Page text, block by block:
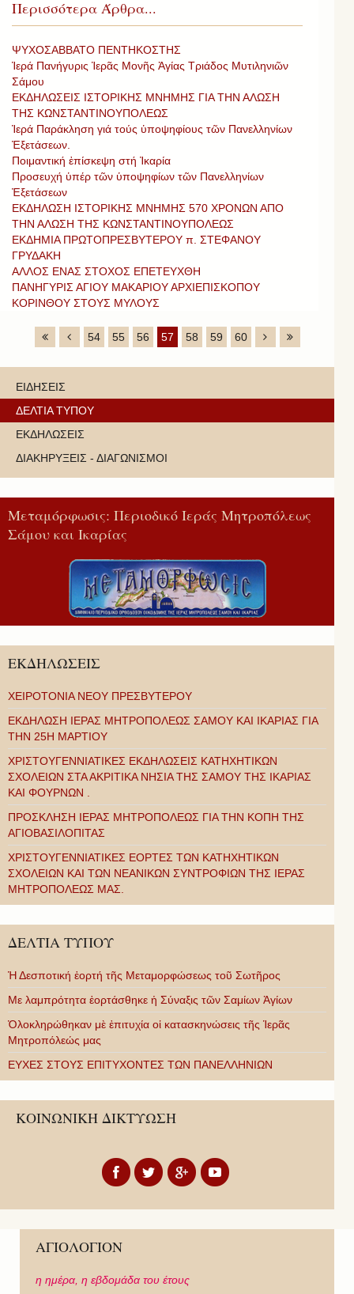
Περισσότερα Άρθρα...
ΨΥΧΟΣΑΒΒΑΤΟ ΠΕΝΤΗΚΟΣΤΗΣ
Ἱερά Πανήγυρις Ἱερᾶς Μονῆς Ἁγίας Τριάδος Μυτιληνιῶν
Σάμου
ΕΚΔΗΛΩΣΕΙΣ ΙΣΤΟΡΙΚΗΣ ΜΝΗΜΗΣ ΓΙΑ ΤΗΝ ΑΛΩΣΗ
ΤΗΣ ΚΩΝΣΤΑΝΤΙΝΟΥΠΟΛΕΩΣ
Ἱερά Παράκληση γιά τούς ὑποψηφίους τῶν Πανελληνίων
Ἐξετάσεων.
Ποιμαντική ἐπίσκεψη στή Ἰκαρία
Προσευχή ὑπέρ τῶν ὑποψηφίων τῶν Πανελληνίων
Ἐξετάσεων
ΕΚΔΗΛΩΣΗ ΙΣΤΟΡΙΚΗΣ ΜΝΗΜΗΣ 570 ΧΡΟΝΩΝ ΑΠΟ
ΤΗΝ ΑΛΩΣΗ ΤΗΣ ΚΩΝΣΤΑΝΤΙΝΟΥΠΟΛΕΩΣ
ΕΚΔΗΜΙΑ ΠΡΩΤΟΠΡΕΣΒΥΤΕΡΟΥ π. ΣΤΕΦΑΝΟΥ
ΓΡΥΔΑΚΗ
ΑΛΛΟΣ ΕΝΑΣ ΣΤΟΧΟΣ ΕΠΕΤΕΥΧΘΗ
ΠΑΝΗΓΥΡΙΣ ΑΓΙΟΥ ΜΑΚΑΡΙΟΥ ΑΡΧΙΕΠΙΣΚΟΠΟΥ
ΚΟΡΙΝΘΟΥ ΣΤΟΥΣ ΜΥΛΟΥΣ
54 55 56 57 58 59 60
ΕΙΔΗΣΕΙΣ
ΔΕΛΤΙΑ ΤΥΠΟΥ
ΕΚΔΗΛΩΣΕΙΣ
ΔΙΑΚΗΡΥΞΕΙΣ - ΔΙΑΓΩΝΙΣΜΟΙ
Μεταμόρφωσις: Περιοδικό Ιεράς Μητροπόλεως
Σάμου και Ικαρίας
ΕΚΔΗΛΩΣΕΙΣ
ΧΕΙΡΟΤΟΝΙΑ ΝΕΟΥ ΠΡΕΣΒΥΤΕΡΟΥ
ΕΚΔΗΛΩΣΗ ΙΕΡΑΣ ΜΗΤΡΟΠΟΛΕΩΣ ΣΑΜΟΥ ΚΑΙ ΙΚΑΡΙΑΣ ΓΙΑ
ΤΗΝ 25Η ΜΑΡΤΙΟΥ
ΧΡΙΣΤΟΥΓΕΝΝΙΑΤΙΚΕΣ ΕΚΔΗΛΩΣΕΙΣ ΚΑΤΗΧΗΤΙΚΩΝ
ΣΧΟΛΕΙΩΝ ΣΤΑ ΑΚΡΙΤΙΚΑ ΝΗΣΙΑ ΤΗΣ ΣΑΜΟΥ ΤΗΣ ΙΚΑΡΙΑΣ
ΚΑΙ ΦΟΥΡΝΩΝ .
ΠΡΟΣΚΛΗΣΗ ΙΕΡΑΣ ΜΗΤΡΟΠΟΛΕΩΣ ΓΙΑ ΤΗΝ ΚΟΠΗ ΤΗΣ
ΑΓΙΟΒΑΣΙΛΟΠΙΤΑΣ
ΧΡΙΣΤΟΥΓΕΝΝΙΑΤΙΚΕΣ ΕΟΡΤΕΣ ΤΩΝ ΚΑΤΗΧΗΤΙΚΩΝ
ΣΧΟΛΕΙΩΝ ΚΑΙ ΤΩΝ ΝΕΑΝΙΚΩΝ ΣΥΝΤΡΟΦΙΩΝ ΤΗΣ ΙΕΡΑΣ
ΜΗΤΡΟΠΟΛΕΩΣ ΜΑΣ.
ΔΕΛΤΙΑ ΤΥΠΟΥ
Ἡ Δεσποτική ἑορτή τῆς Μεταμορφώσεως τοῦ Σωτῆρος
Με λαμπρότητα ἑορτάσθηκε ἡ Σύναξις τῶν Σαμίων Ἁγίων
Ὁλοκληρώθηκαν μὲ ἐπιτυχία οἱ κατασκηνώσεις τῆς Ἱερᾶς
Μητροπόλεώς μας
ΕΥΧΕΣ ΣΤΟΥΣ ΕΠΙΤΥΧΟΝΤΕΣ ΤΩΝ ΠΑΝΕΛΛΗΝΙΩΝ
ΚΟΙΝΩΝΙΚΗ ΔΙΚΤΥΩΣΗ
ΑΓΙΟΛΟΓΙΟΝ
η ημέρα, η εβδομάδα του έτους